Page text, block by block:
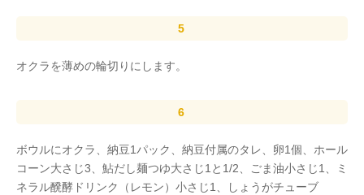
オクラを薄めの輪切りにします。
ボウルにオクラ、納豆1パック、納豆付属のタレ、卵1個、ホール
コーン大さじ3、鮎だし麺つゆ大さじ1と1/2、ごま油小さじ1、ミ
ネラル醗酵ドリンク（レモン）小さじ1、しょうがチューブ